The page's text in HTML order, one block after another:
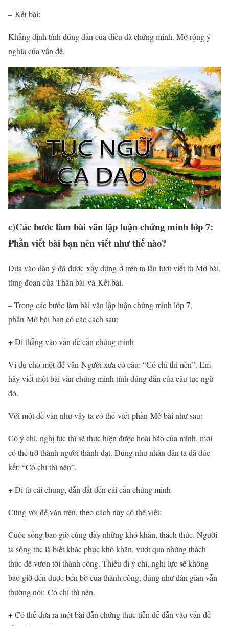
– Kết bài:
Khẳng định tính đúng đắn của điều đã chứng minh. Mở rộng ý
nghĩa của vấn đề.
c)Các bước làm bài văn lập luận chứng minh lớp 7:
Phần viết bài bạn nên viết như thế nào?
Dựa vào dàn ý đã được xây dựng ở trên ta lần lượt viết từ Mở bài,
từng đoạn của Thân bài và Kết bài.
– Trong các bước làm bài văn lập luận chứng minh lớp 7,
phần Mở bài bạn có các cách sau:
+ Đi thẳng vào vấn đề cần chứng minh
Ví dụ cho một đề văn Người xưa có câu: “Có chí thì nên”. Em
hãy viết một bài văn chứng minh tính đúng đắn của câu tục ngữ
đó.
Với một đề văn như vậy ta có thể viết phần Mở bài như sau:
Có ý chí, nghị lực thì sẽ thực hiện được hoài bão của mình, mới
có thể trở thành người thành đạt. Đúng như nhân dân ta đã đúc
kết: “Có chí thì nên”.
+ Đi từ cái chung, dẫn dắt đến cái cần chứng minh
Cũng với đề văn trên, theo cách này có thể viết:
Cuộc sống bao giờ cũng đầy những khó khăn, thách thức. Người
ta sống tức là biết khắc phục khó khăn, vượt qua những thách
thức để vươn tới thành công. Thiếu đi ý chí, nghị lực sẽ không
bao giờ đến được bến bờ của thành công, đúng như dân gian vẫn
thường nói: Có chí thì nên.
+ Có thể đưa ra một bài dẫn chứng thực tiễn để dẫn vào vấn đề